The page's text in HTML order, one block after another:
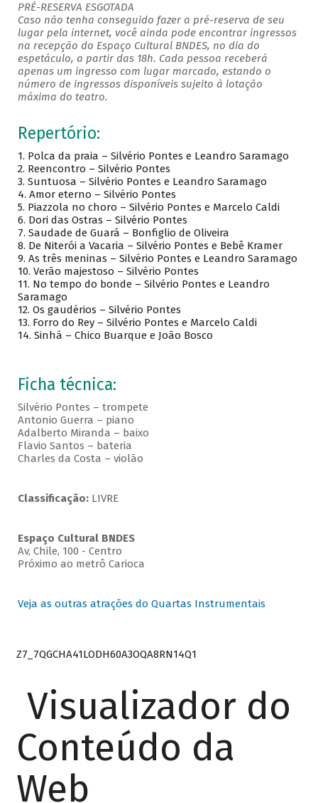
PRÉ-RESERVA ESGOTADA
Caso não tenha conseguido fazer a pré-reserva de seu
lugar pela internet, você ainda pode encontrar ingressos
na recepção do Espaço Cultural BNDES, no dia do
espetáculo, a partir das 18h. Cada pessoa receberá
apenas um ingresso com lugar marcado, estando o
número de ingressos disponíveis sujeito à lotação
máxima do teatro.
Repertório:
1. Polca da praia – Silvério Pontes e Leandro Saramago
2. Reencontro – Silvério Pontes
3. Suntuosa – Silvério Pontes e Leandro Saramago
4. Amor eterno – Silvério Pontes
5. Piazzola no choro – Silvério Pontes e Marcelo Caldi
6. Dori das Ostras – Silvério Pontes
7. Saudade de Guará – Bonfiglio de Oliveira
8. De Niterói a Vacaria – Silvério Pontes e Bebê Kramer
9. As três meninas – Silvério Pontes e Leandro Saramago
10. Verão majestoso – Silvério Pontes
11. No tempo do bonde – Silvério Pontes e Leandro
Saramago
12. Os gaudérios – Silvério Pontes
13. Forro do Rey – Silvério Pontes e Marcelo Caldi
14. Sinhá – Chico Buarque e João Bosco
Ficha técnica:
Silvério Pontes – trompete
Antonio Guerra – piano
Adalberto Miranda – baixo
Flavio Santos – bateria
Charles da Costa – violão
Classificação:LIVRE
Espaço Cultural BNDES
Av, Chile, 100 - Centro
Próximo ao metrô Carioca
Veja as outras atrações do Quartas Instrumentais
Z7_7QGCHA41LODH60A3OQA8RN14Q1
Visualizador do
Conteúdo da
Web